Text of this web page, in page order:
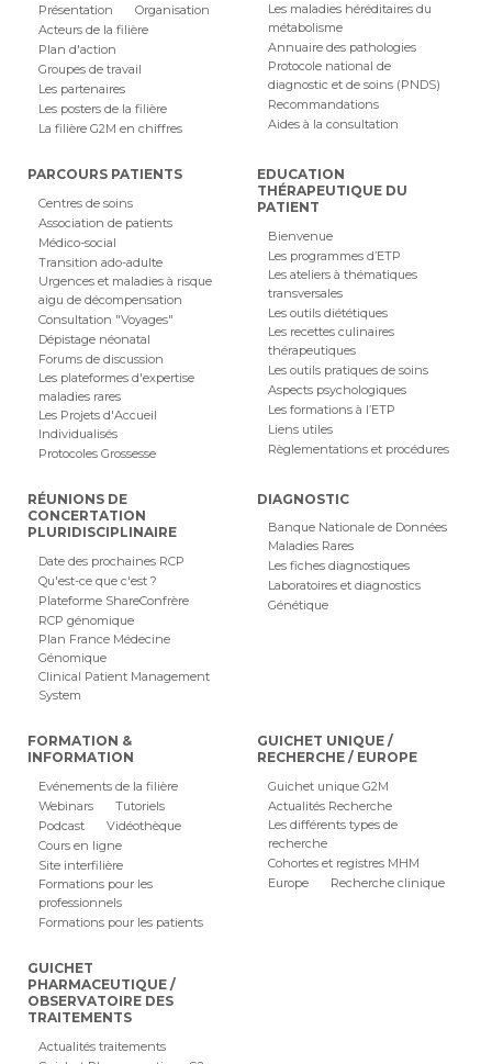
Présentation
Organisation
Acteurs de la filière
Plan d'action
Groupes de travail
Les partenaires
Les posters de la filière
La filière G2M en chiffres
Les maladies héréditaires du
métabolisme
Annuaire des pathologies
Protocole national de
diagnostic et de soins (PNDS)
Recommandations
Aides à la consultation
PARCOURS PATIENTS
Centres de soins
Association de patients
Médico-social
Transition ado-adulte
Urgences et maladies à risque
aigu de décompensation
Consultation "Voyages"
Dépistage néonatal
Forums de discussion
Les plateformes d'expertise
maladies rares
Les Projets d'Accueil
Individualisés
Protocoles Grossesse
EDUCATION
THÉRAPEUTIQUE DU
PATIENT
Bienvenue
Les programmes d’ETP
Les ateliers à thématiques
transversales
Les outils diététiques
Les recettes culinaires
thérapeutiques
Les outils pratiques de soins
Aspects psychologiques
Les formations à l’ETP
Liens utiles
Règlementations et procédures
RÉUNIONS DE
CONCERTATION
PLURIDISCIPLINAIRE
Date des prochaines RCP
Qu'est-ce que c'est ?
Plateforme ShareConfrère
RCP génomique
Plan France Médecine
Génomique
Clinical Patient Management
System
DIAGNOSTIC
Banque Nationale de Données
Maladies Rares
Les fiches diagnostiques
Laboratoires et diagnostics
Génétique
FORMATION &
INFORMATION
Evénements de la filière
Webinars
Tutoriels
Podcast
Vidéothèque
Cours en ligne
Site interfilière
Formations pour les
professionnels
Formations pour les patients
GUICHET UNIQUE /
RECHERCHE / EUROPE
Guichet unique G2M
Actualités Recherche
Les différents types de
recherche
Cohortes et registres MHM
Europe
Recherche clinique
GUICHET
PHARMACEUTIQUE /
OBSERVATOIRE DES
TRAITEMENTS
Actualités traitements